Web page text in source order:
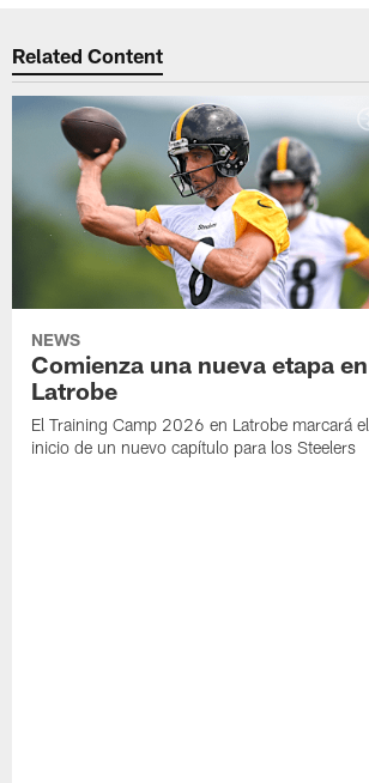
Related Content
NEWS
Comienza una nueva etapa en
Latrobe
El Training Camp 2026 en Latrobe marcará el
inicio de un nuevo capítulo para los Steelers